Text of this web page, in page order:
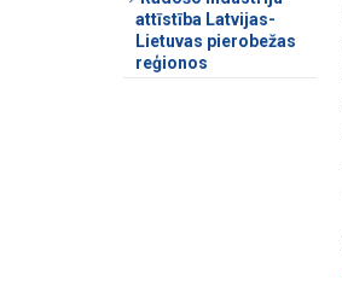
attīstība Latvijas-
Lietuvas pierobežas
reģionos